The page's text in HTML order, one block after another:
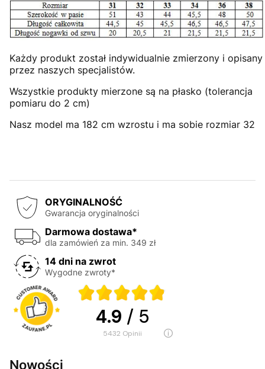
Każdy produkt został indywidualnie zmierzony i opisany
przez naszych specjalistów.
Wszystkie produkty mierzone są na płasko (tolerancja
pomiaru do 2 cm)
Nasz model ma 182 cm wzrostu i ma sobie rozmiar 32
ORYGINALNOŚĆ
Gwarancja oryginalności
Darmowa dostawa*
dla zamówień za min. 349 zł
14 dni na zwrot
Wygodne zwroty*
4.9 / 5
5432 opinii
Nowości